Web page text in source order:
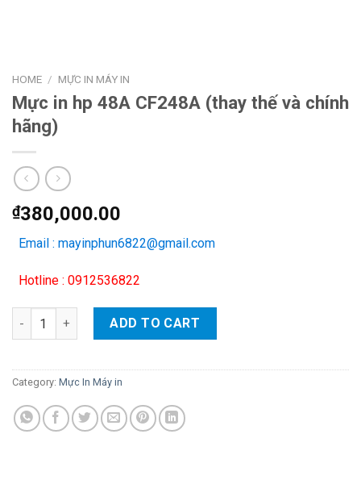
HOME / MỰC IN MÁY IN
Mực in hp 48A CF248A (thay thế và chính
hãng)
₫380,000.00
Email : mayinphun6822@gmail.com
Hotline : 0912536822
Mực in hp 48A CF248A (thay thế và chính hãng) quantity
ADD TO CART
Category: Mực In Máy in